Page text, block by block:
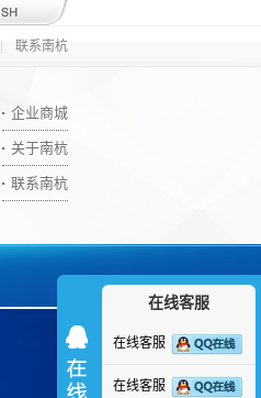
联系南杭
企业商城
关于南杭
联系南杭
在线客服
在线客服
在线客服